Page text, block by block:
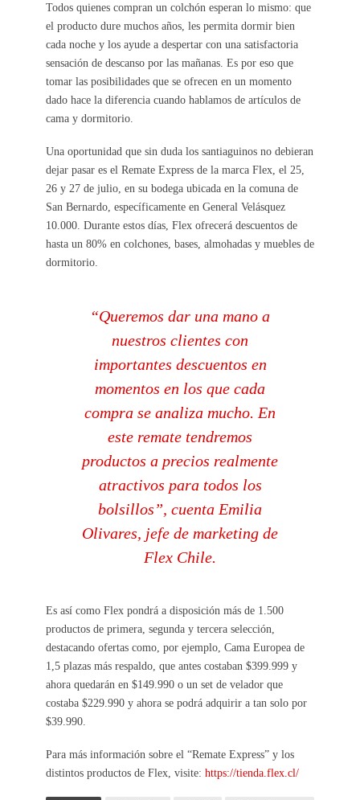
Todos quienes compran un colchón esperan lo mismo: que
el producto dure muchos años, les permita dormir bien
cada noche y los ayude a despertar con una satisfactoria
sensación de descanso por las mañanas. Es por eso que
tomar las posibilidades que se ofrecen en un momento
dado hace la diferencia cuando hablamos de artículos de
cama y dormitorio.
Una oportunidad que sin duda los santiaguinos no debieran
dejar pasar es el Remate Express de la marca Flex, el 25,
26 y 27 de julio, en su bodega ubicada en la comuna de
San Bernardo, específicamente en General Velásquez
10.000. Durante estos días, Flex ofrecerá descuentos de
hasta un 80% en colchones, bases, almohadas y muebles de
dormitorio.
“Queremos dar una mano a
nuestros clientes con
importantes descuentos en
momentos en los que cada
compra se analiza mucho. En
este remate tendremos
productos a precios realmente
atractivos para todos los
bolsillos”, cuenta Emilia
Olivares, jefe de marketing de
Flex Chile.
Es así como Flex pondrá a disposición más de 1.500
productos de primera, segunda y tercera selección,
destacando ofertas como, por ejemplo, Cama Europea de
1,5 plazas más respaldo, que antes costaban $399.999 y
ahora quedarán en $149.990 o un set de velador que
costaba $229.990 y ahora se podrá adquirir a tan solo por
$39.990.
Para más información sobre el “Remate Express” y los
distintos productos de Flex, visite: https://tienda.flex.cl/